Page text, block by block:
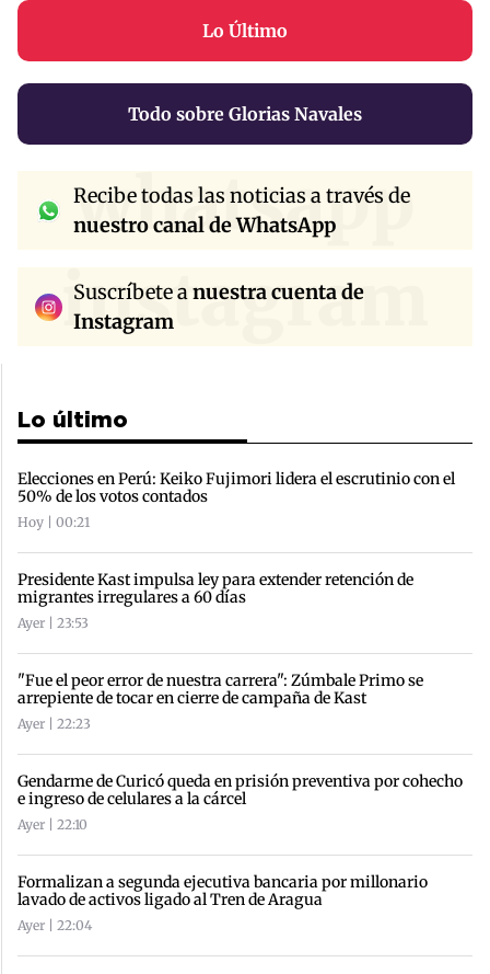
Lo Último
Todo sobre Glorias Navales
whatsapp
Recibe todas las noticias a través de
nuestro canal de WhatsApp
instagram
Suscríbete anuestra cuenta de
Instagram
Lo último
Elecciones en Perú: Keiko Fujimori lidera el escrutinio con el
50% de los votos contados
Hoy | 00:21
Presidente Kast impulsa ley para extender retención de
migrantes irregulares a 60 días
Ayer | 23:53
"Fue el peor error de nuestra carrera": Zúmbale Primo se
arrepiente de tocar en cierre de campaña de Kast
Ayer | 22:23
Gendarme de Curicó queda en prisión preventiva por cohecho
e ingreso de celulares a la cárcel
Ayer | 22:10
Formalizan a segunda ejecutiva bancaria por millonario
lavado de activos ligado al Tren de Aragua
Ayer | 22:04